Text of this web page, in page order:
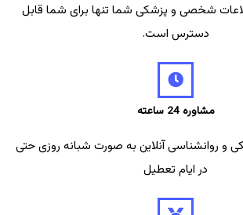
شخصی و پزشکی شما تنها برای شما قابل
دسترس است.
مشاوره 24 ساعته
و روانشناسی آنلاین به صورت شبانه روزی حتی
در ایام تعطیل